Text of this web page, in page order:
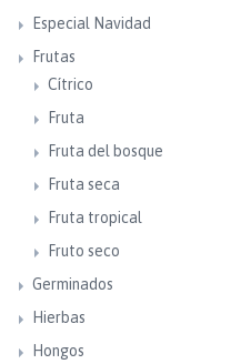
Especial Navidad
Frutas
Cítrico
Fruta
Fruta del bosque
Fruta seca
Fruta tropical
Fruto seco
Germinados
Hierbas
Hongos